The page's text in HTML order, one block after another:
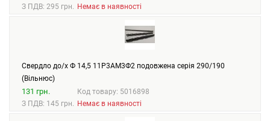
З ПДВ: 295 грн. Немає в наявності
Свердло до/х Ф 14,5 11Р3АМ3Ф2 подовжена серія 290/190
(Вільнюс)
131 грн.
З ПДВ: 145 грн.
Код товару: 5016898
Немає в наявності